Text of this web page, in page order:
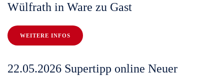
Wülfrath in Ware zu Gast
WEITERE INFOS
22.05.2026 Supertipp online Neuer